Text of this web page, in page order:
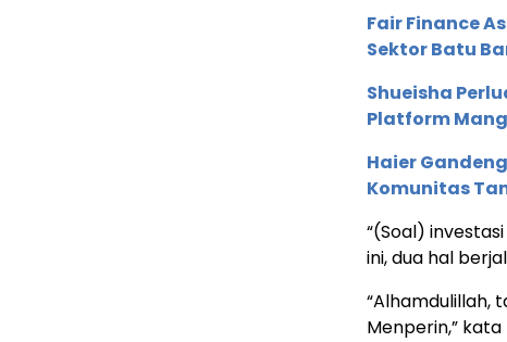
Fair Finance
Sektor Batu
Shueisha
Platform
Haier
Komunitas
“(Soal)
ini, dua hal
“Alhamdulillah,
Menperin,” kata